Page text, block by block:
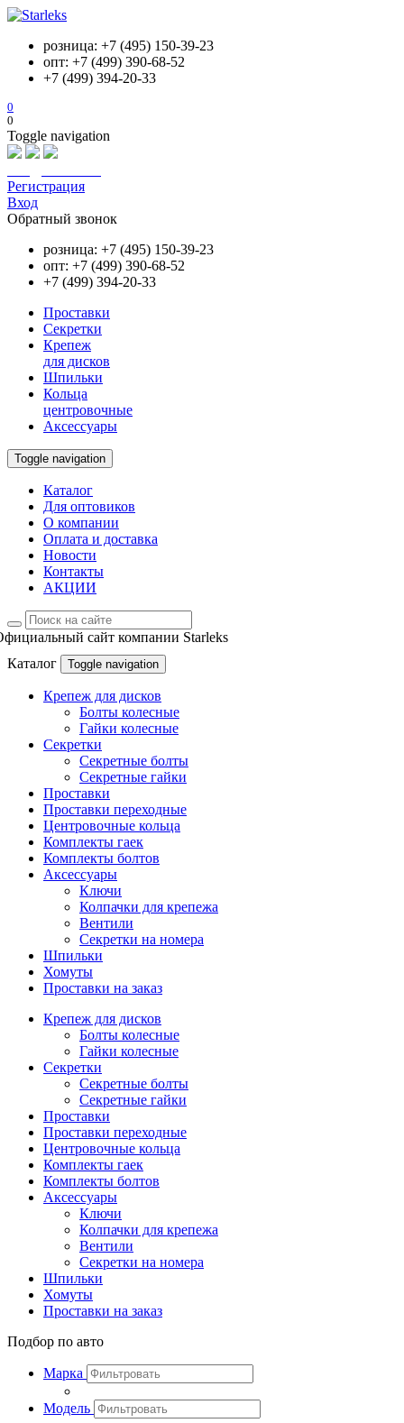
розница: +7 (495) 150-39-23
опт: +7 (499) 390-68-52
+7 (499) 394-20-33
0
0
Toggle navigation
Регистрация
Вход
Обратный звонок
розница: +7 (495) 150-39-23
опт: +7 (499) 390-68-52
+7 (499) 394-20-33
Проставки
Секретки
Крепеж
для дисков
Шпильки
Кольца
центровочные
Аксессуары
Toggle navigation
Каталог
Для оптовиков
О компании
Оплата и доставка
Новости
Контакты
АКЦИИ
сайт компании Starleks
Каталог
Toggle navigation
Крепеж для дисков
Болты колесные
Гайки колесные
Секретки
Секретные болты
Секретные гайки
Проставки
Проставки переходные
Центровочные кольца
Комплекты гаек
Комплекты болтов
Аксессуары
Ключи
Колпачки для крепежа
Вентили
Секретки на номера
Шпильки
Хомуты
Проставки на заказ
Крепеж для дисков
Болты колесные
Гайки колесные
Секретки
Секретные болты
Секретные гайки
Проставки
Проставки переходные
Центровочные кольца
Комплекты гаек
Комплекты болтов
Аксессуары
Ключи
Колпачки для крепежа
Вентили
Секретки на номера
Шпильки
Хомуты
Проставки на заказ
Подбор по авто
Марка
Модель